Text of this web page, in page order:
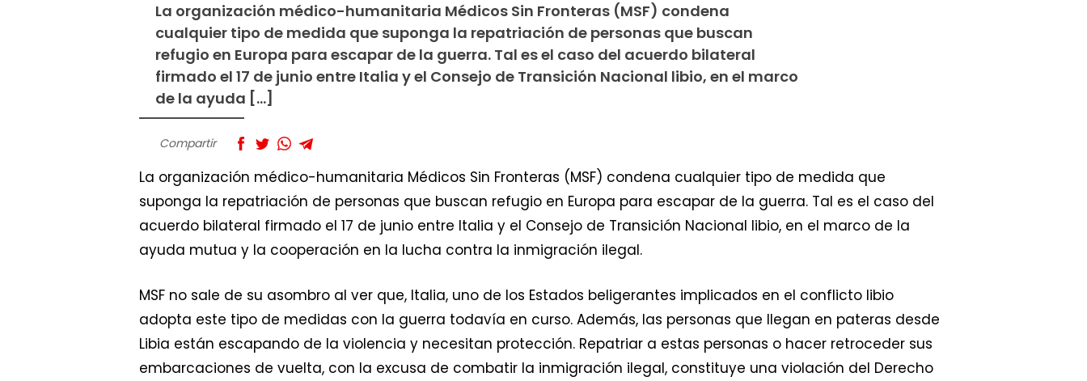
La organización médico-humanitaria Médicos Sin Fronteras (MSF) condena
cualquier tipo de medida que suponga la repatriación de personas que buscan
refugio en Europa para escapar de la guerra. Tal es el caso del acuerdo bilateral
firmado el 17 de junio entre Italia y el Consejo de Transición Nacional libio, en el marco
de la ayuda […]
Compartir
La organización médico-humanitaria Médicos Sin Fronteras (MSF) condena cualquier tipo de medida que
suponga la repatriación de personas que buscan refugio en Europa para escapar de la guerra. Tal es el caso del
acuerdo bilateral firmado el 17 de junio entre Italia y el Consejo de Transición Nacional libio, en el marco de la
ayuda mutua y la cooperación en la lucha contra la inmigración ilegal.
MSF no sale de su asombro al ver que, Italia, uno de los Estados beligerantes implicados en el conflicto libio
adopta este tipo de medidas con la guerra todavía en curso. Además, las personas que llegan en pateras desde
Libia están escapando de la violencia y necesitan protección. Repatriar a estas personas o hacer retroceder sus
embarcaciones de vuelta, con la excusa de combatir la inmigración ilegal, constituye una violación del Derecho